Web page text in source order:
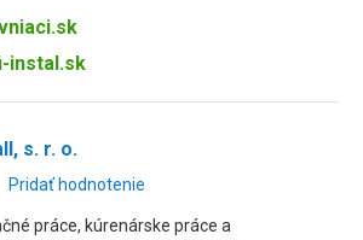
instal.sk
s. r. o.
Pridať hodnotenie
práce, kúrenárske práce a